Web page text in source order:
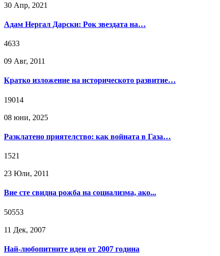
30 Апр, 2021
Адам Нергал Дарски: Рок звездата на…
4633
09 Авг, 2011
Кратко изложение на историческото развитие…
19014
08 юни, 2025
Разклатено приятелство: как войната в Газа…
1521
23 Юли, 2011
Вие сте свидна рожба на социализма, ако...
50553
11 Дек, 2007
Най-любопитните идеи от 2007 година